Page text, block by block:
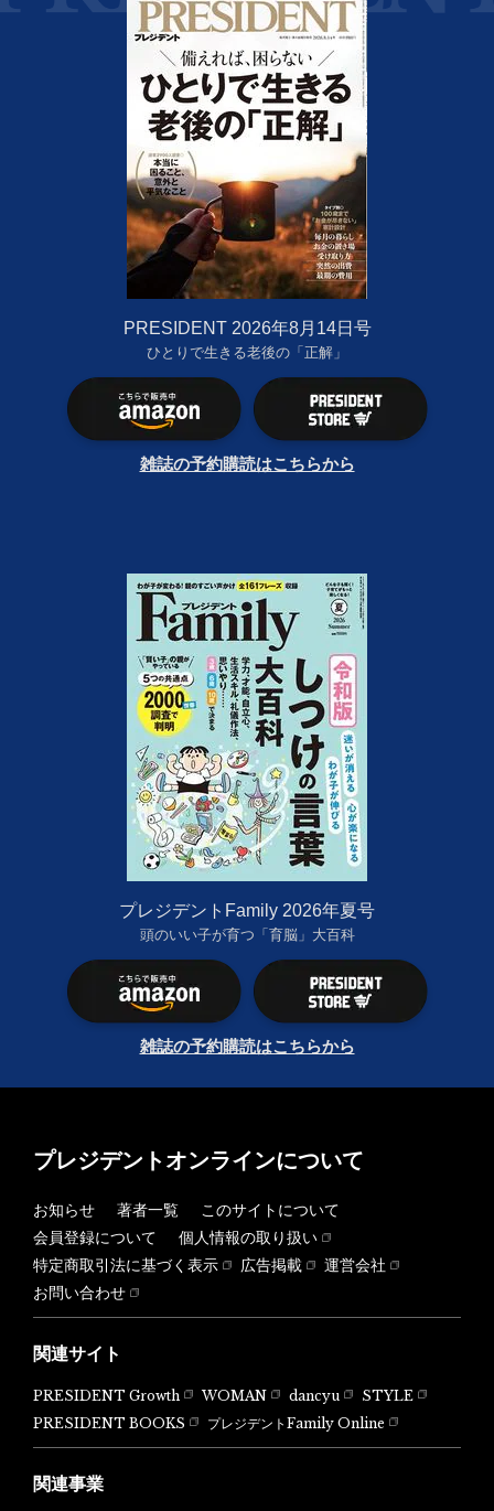
PRESIDENT 2026年8月14日号
ひとりで生きる老後の「正解」
雑誌の予約購読はこちらから
プレジデントFamily 2026年夏号
頭のいい子が育つ「育脳」大百科
雑誌の予約購読はこちらから
プレジデントオンラインについて
お知らせ 著者一覧
このサイトについて
会員登録について
個人情報の取り扱い
特定商取引法に基づく表示
広告掲載
運営会社
お問い合わせ
関連サイト
PRESIDENT Growth WOMAN dancyu
STYLE
PRESIDENT BOOKS
プレジデントFamily Online
関連事業